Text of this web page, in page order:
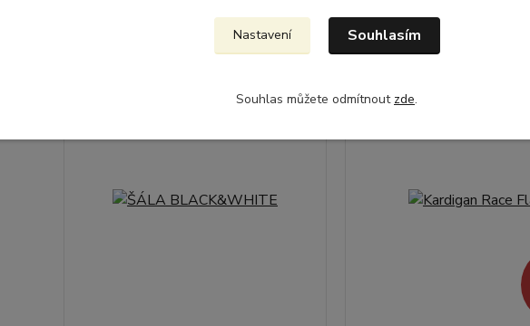
Nastavení Souhlasím
Souhlas můžete odmítnout zde.